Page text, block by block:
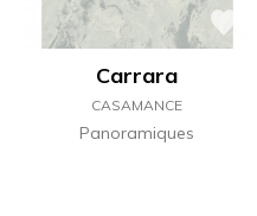
Carrara
CASAMANCE
Panoramiques